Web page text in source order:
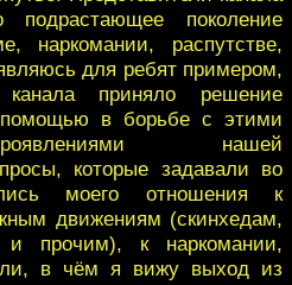
поколение
наркомании, распутстве,
для ребят примером,
канала приняло решение
в борьбе с этими
нашей
которые задавали во
моего отношения к
движениям (скинхедам,
и прочим), к наркомании,
в чём я вижу выход из